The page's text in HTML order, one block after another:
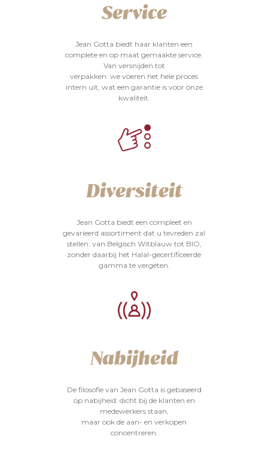
Service
Jean Gotta biedt haar klanten een
complete en op maat gemaakte service.
Van versnijden tot
verpakken: we voeren het hele proces
intern uit, wat een garantie is voor onze
kwaliteit.
Diversiteit
Jean Gotta biedt een compleet en
gevarieerd assortiment dat u tevreden zal
stellen: van Belgisch Witblauw tot BIO,
zonder daarbij het Halal-gecertificeerde
gamma te vergeten.
Nabijheid
De filosofie van Jean Gotta is gebaseerd
op nabijheid: dicht bij de klanten en
medewerkers staan,
maar ook de aan- en verkopen
concentreren.